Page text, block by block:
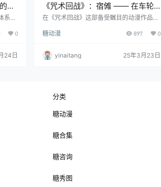
精
系在
世界
基
巧
0
24日
《咒术回战》：宿傩 —— 在车轮
战中落幕的传奇 BOSS
在《咒术回战》这部备受瞩目的动漫作品
了句点，而最终大反派宿傩的落败，更是引
一位被累死的 BOSS，并非夸张之辞，他在
这场决战中的经历，充满了震撼与悲壮。 回
场对…
糖动漫 897 0
yinaitang 25年3月23日
分类
糖动漫
糖合集
糖咨询
糖秀图